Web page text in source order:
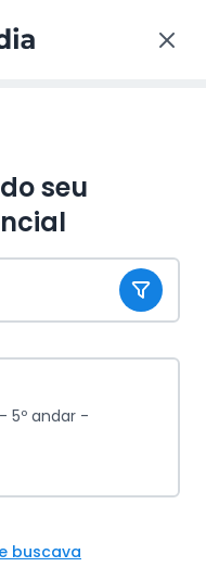
seu
5º andar -
buscava